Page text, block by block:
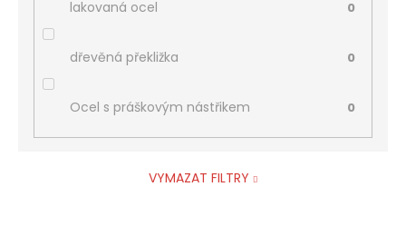
lakovaná ocel 0
dřevěná překližka 0
Ocel s práškovým nástřikem 0
VYMAZAT FILTRY